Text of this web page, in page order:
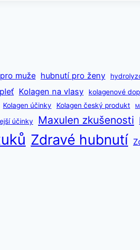
muže hubnutí pro ženy
Kolagen na vlasy kolagenové
Kolagen účinky Kolagen český produkt
účinky Maxulen zkušenosti
Zdravé hubnutí